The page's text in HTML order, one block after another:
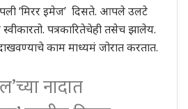
‘मिरर इमेज’ दिसते. आपले उलटे
पत्रकारितेचेही तसेच झालेय.
काम माध्यमं जोरात करतात.
नादात